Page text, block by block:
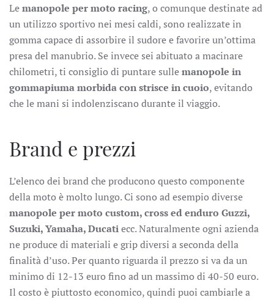
Lemanopole per moto racing, o comunque destinate ad
un utilizzo sportivo nei mesi caldi, sono realizzate in
gomma capace di assorbire il sudore e favorire un’ottima
presa del manubrio. Se invece sei abituato a macinare
chilometri, ti consiglio di puntare sullemanopole in
gommapiuma morbida con strisce in cuoio, evitando
che le mani si indolenziscano durante il viaggio.
Brand e prezzi
L’elenco dei brand che producono questo componente
della moto è molto lungo. Ci sono ad esempio diverse
manopole per moto custom, cross ed enduro Guzzi,
Suzuki, Yamaha, Ducatiecc. Naturalmente ogni azienda
ne produce di materiali e grip diversi a seconda della
finalità d’uso. Per quanto riguarda il prezzo si va da un
minimo di 12-13 euro fino ad un massimo di 40-50 euro.
Il costo è piuttosto economico, quindi puoi cambiarle a